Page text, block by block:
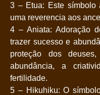
3 – Etua: Este símbolo
uma reverencia aos
4 – Aniata: Adoração
trazer sucesso e
proteção dos
abundância, a
fertilidade.
5 – Hikuhiku: O